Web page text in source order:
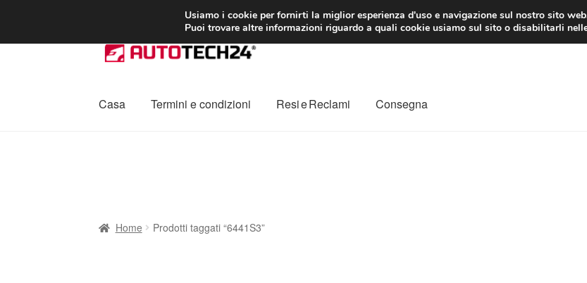
CONSEGNA da 7 EUR
Vai
alla
Vai
al
Casa Termini e condizioni Resi e Reclami Consegna
Home Prodotti taggati “6441S3”
Usiamo i cookie per fornirti la miglior esperienza d'uso e navigazione sul nostro sito
Puoi trovare altre informazioni riguardo a quali cookie usiamo sul sito o disabilitarli